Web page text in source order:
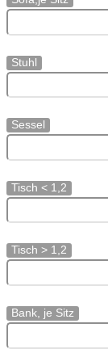
Stuhl
Sessel
Tisch < 1,2
Tisch > 1,2
Bank, je Sitz